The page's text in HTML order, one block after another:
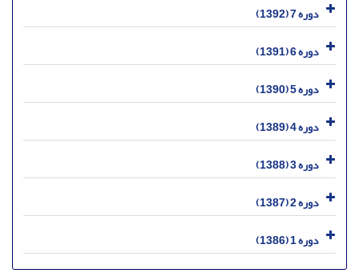
دوره 7 (1392)
دوره 6 (1391)
دوره 5 (1390)
دوره 4 (1389)
دوره 3 (1388)
دوره 2 (1387)
دوره 1 (1386)